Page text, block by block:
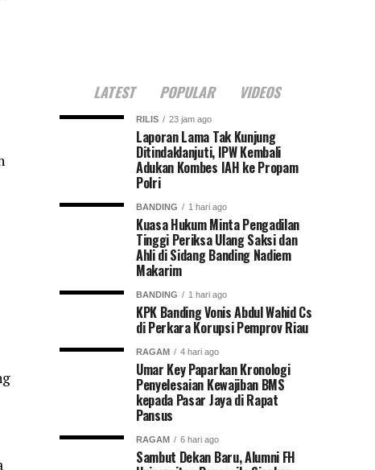
LATEST POPULAR VIDEOS
RILIS 23 jam ago
Laporan Lama Tak Kunjung
Ditindaklanjuti, IPW Kembali
Adukan Kombes IAH ke Propam
Polri
BANDING 1 hari ago
Kuasa Hukum Minta Pengadilan
Tinggi Periksa Ulang Saksi dan
Ahli di Sidang Banding Nadiem
Makarim
BANDING 1 hari ago
KPK Banding Vonis Abdul Wahid Cs
di Perkara Korupsi Pemprov Riau
RAGAM 4 hari ago
Umar Key Paparkan Kronologi
Penyelesaian Kewajiban BMS
kepada Pasar Jaya di Rapat
Pansus
RAGAM 6 hari ago
Sambut Dekan Baru, Alumni FH